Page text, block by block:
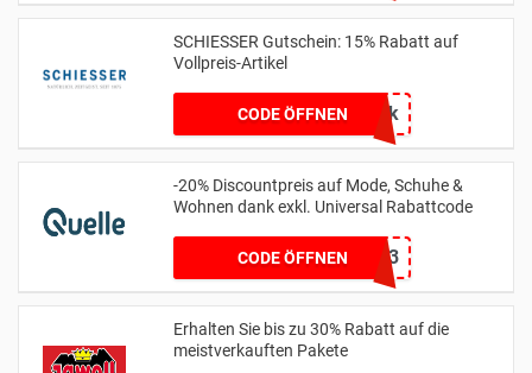
SCHIESSER Gutschein: 15% Rabatt auf
Vollpreis-Artikel
CODE ÖFFNEN6uapk
-20% Discountpreis auf Mode, Schuhe &
Wohnen dank exkl. Universal Rabattcode
CODE ÖFFNEN15013
Erhalten Sie bis zu 30% Rabatt auf die
meistverkauften Pakete